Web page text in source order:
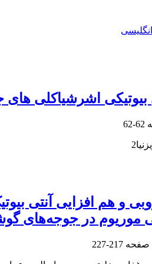
بیوتیکی اشرشیاکلی های
62-62
و هم افزایی آنتی
موریوم در جوجه‌های
217-227